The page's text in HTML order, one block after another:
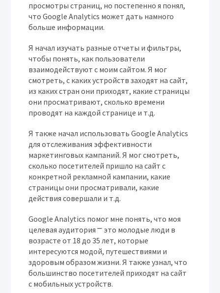
просмотры страниц, но постепенно я понял,
что Google Analytics может дать намного
больше информации.
Я начал изучать разные отчеты и фильтры,
чтобы понять, как пользователи
взаимодействуют с моим сайтом. Я мог
смотреть, с каких устройств заходят на сайт,
из каких стран они приходят, какие страницы
они просматривают, сколько времени
проводят на каждой странице и т.д.
Я также начал использовать Google Analytics
для отслеживания эффективности
маркетинговых кампаний. Я мог смотреть,
сколько посетителей пришло на сайт с
конкретной рекламной кампании, какие
страницы они просматривали, какие
действия совершали и т.д.
Google Analytics помог мне понять, что моя
целевая аудитория ⎻ это молодые люди в
возрасте от 18 до 35 лет, которые
интересуются модой, путешествиями и
здоровым образом жизни. Я также узнал, что
большинство посетителей приходят на сайт
с мобильных устройств.